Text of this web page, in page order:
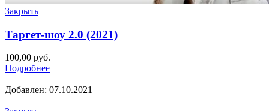
Закрыть
Таргет-шоу 2.0 (2021)
100,00 руб.
Подробнее
Добавлен: 07.10.2021